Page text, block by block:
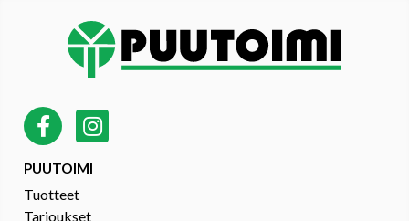
PUUTOIMI
Tuotteet
Tarjoukset